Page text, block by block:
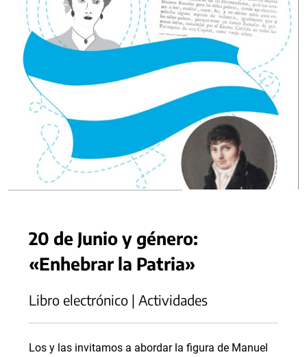
20 de Junio y género:
«Enhebrar la Patria»
Libro electrónico | Actividades
Los y las invitamos a abordar la figura de Manuel